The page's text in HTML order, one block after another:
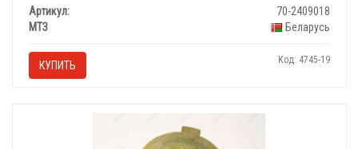
Артикул:
70-2409018
МТЗ
Беларусь
КУПИТЬ Код: 4745-19